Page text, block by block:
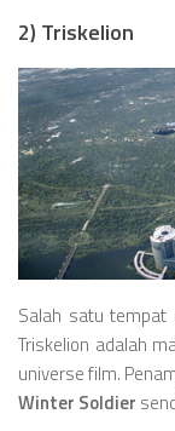
2) Triskelion
Salah satu tempat
Triskelion adalah
universe film.
Winter Soldier